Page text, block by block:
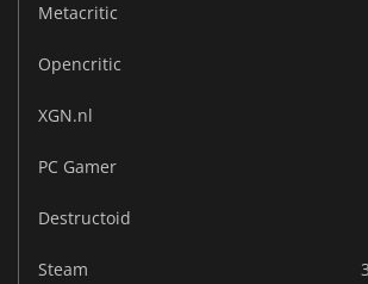
Metacritic
Opencritic
XGN.nl
PC Gamer
Destructoid
Steam